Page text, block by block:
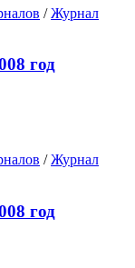
/Журнал
год
/Журнал
год